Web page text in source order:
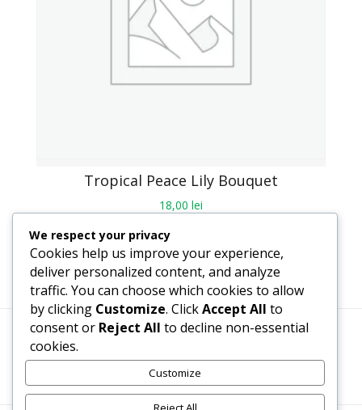
Tropical Peace Lily Bouquet
18,00 lei
Termeni, Condiții & Protecția Datelor (GDPR)
We respect your privacy
Cookies help us improve your experience,
deliver personalized content, and analyze
traffic. You can choose which cookies to allow
by clicking Customize. ClickAccept All to
consent or Reject All to decline non-essential
cookies.
Customize